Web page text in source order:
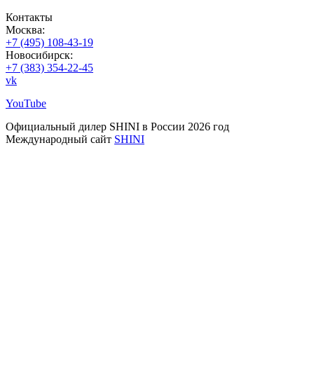
Контакты
Москва:
+7 (495) 108-43-19
Новосибирск:
+7 (383) 354-22-45
vk
YouTube
Официальный дилер SHINI в России 2026 год
Международный сайт SHINI